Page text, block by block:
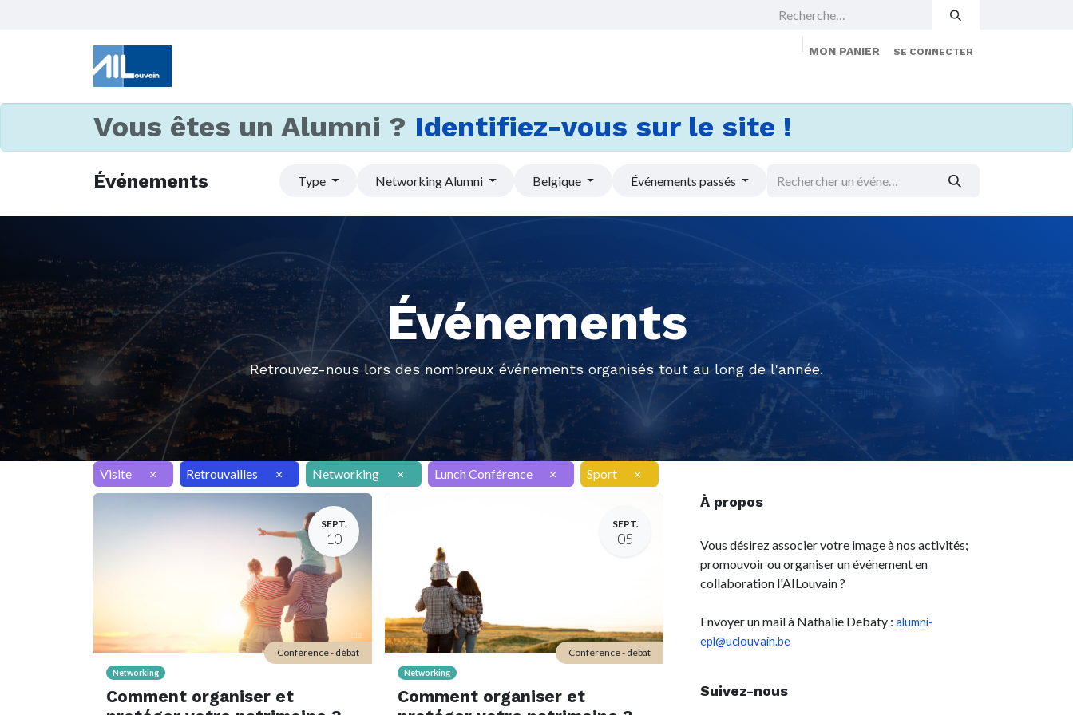
MON PANIER SE CONNECTER
Vous êtes un Alumni ? Identifiez-vous sur le site !
Événements Type Networking Alumni Belgique Événements passés
Événements
Retrouvez-nous lors des nombreux événements organisés tout au long de l'année.
Visite × Retrouvailles × Networking × Lunch Conférence × Sport ×
SEPT.
10
Networking
Comment organiser et
Conférence - débat
SEPT.
05
Networking
Comment organiser et
Conférence - débat
À propos
Vous désirez associer votre image à nos activités;
promouvoir ou organiser un événement en
collaboration l'AILouvain ?
Envoyer un mail à Nathalie Debaty : alumni-
epl@uclouvain.be
Suivez-nous